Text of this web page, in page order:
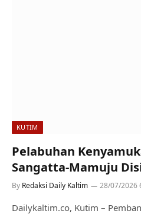
KUTIM
Pelabuhan
Sangatta-Mamuju
By Redaksi Daily Kaltim 28/07/2026
Dailykaltim.co, Kutim –